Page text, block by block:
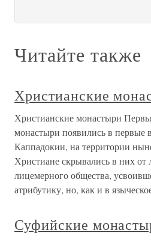
Читайте также
Христианские
Христианские монастыри
монастыри появились в первые
Каппадокии, на территории
Христиане скрывались в них
лицемерного общества,
атрибутику, но, как и в
Суфийские